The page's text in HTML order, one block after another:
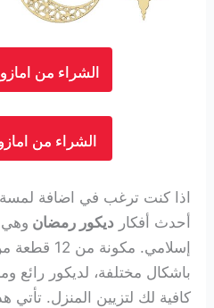
الشراء من
الشراء من
اذا كنت ترغب في اضافة
أحدث أفكارديكور رمضان وهي
إسلامي. مكونة من
12 قطعة
باشكال مختلفة، لديكور رائع
كافية لك لتزيين المنزل. تأتي